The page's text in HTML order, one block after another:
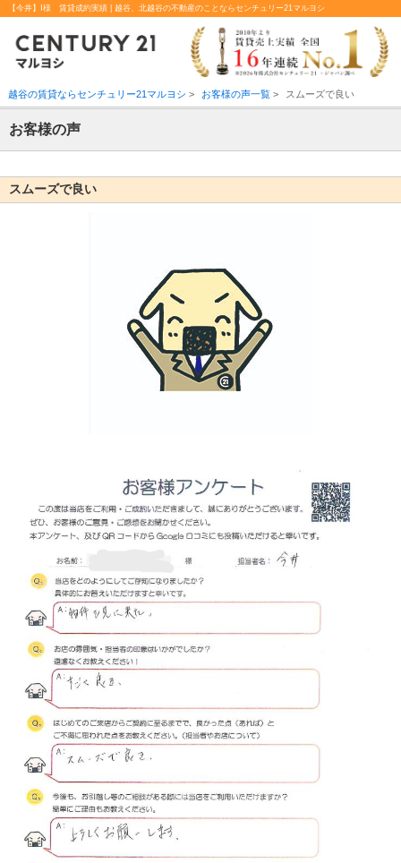
【今井】Ⅰ様 賃貸成約実績 | 越谷、北越谷の不動産のことならセンチュリー21マルヨシ
越谷の賃貸ならセンチュリー21マルヨシ > お客様の声一覧> スムーズで良い
お客様の声
スムーズで良い